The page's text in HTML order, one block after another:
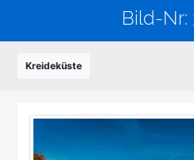
Bild-Nr:
Kreideküste